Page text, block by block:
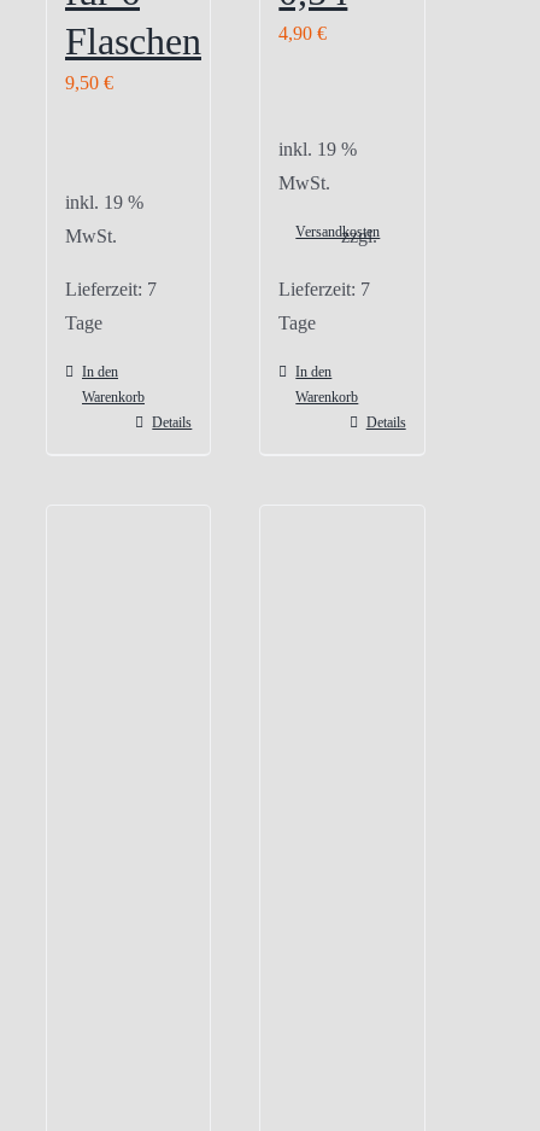
Flaschen
9,50 €
inkl. 19 %
MwSt.
Lieferzeit: 7
Tage
In den
Warenkorb
Details
4,90€
inkl. 19 %
MwSt.
zzgl.
Versandkosten
Lieferzeit: 7
Tage
In den
Warenkorb
Details